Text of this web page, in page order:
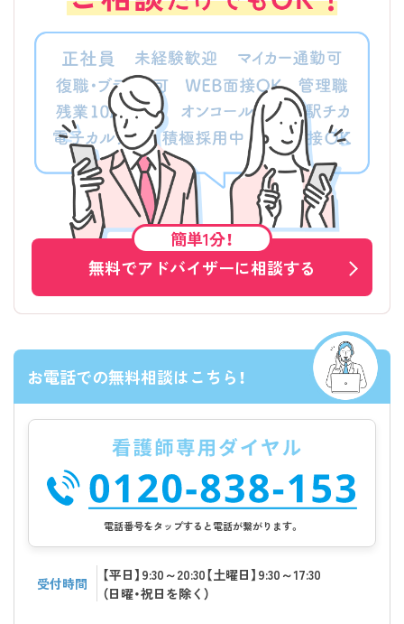
簡単1分！
無料でアドバイザーに相談する
お電話での無料相談はこちら！
電話番号をタップすると電話が繋がります。
受付時間
【平日】9:30～20:30【土曜日】9:30～17:30
（日曜・祝日を除く）